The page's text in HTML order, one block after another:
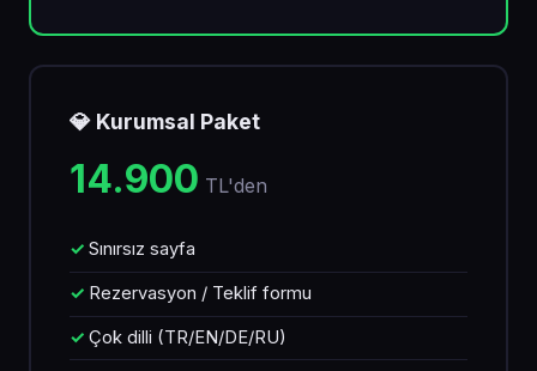
💎 Kurumsal Paket
14.900 TL'den
Sınırsız sayfa
Rezervasyon / Teklif formu
Çok dilli (TR/EN/DE/RU)